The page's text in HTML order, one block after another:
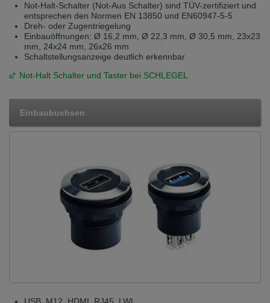
Not-Halt-Schalter (Not-Aus Schalter) sind TÜV-zertifiziert und
entsprechen den Normen EN 13850 und EN60947-5-5
Dreh- oder Zugentriegelung
Einbauöffnungen: Ø 16,2 mm, Ø 22,3 mm, Ø 30,5 mm, 23x23
mm, 24x24 mm, 26x26 mm
Schaltstellungsanzeige deutlich erkennbar
Not-Halt Schalter und Taster bei SCHLEGEL
Einbaubuchsen
USB, M12, HDMI, RJ45, LWL